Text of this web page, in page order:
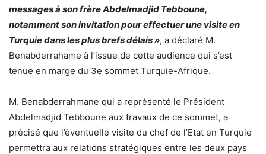
messages à son frère Abdelmadjid Tebboune,
notamment son invitation pour effectuer une visite en
Turquie dans les plus brefs délais », a déclaré M.
Benabderrahame à l’issue de cette audience qui s’est
tenue en marge du 3e sommet Turquie-Afrique.
M. Benabderrahmane qui a représenté le Président
Abdelmadjid Tebboune aux travaux de ce sommet, a
précisé que l’éventuelle visite du chef de l’Etat en Turquie
permettra aux relations stratégiques entre les deux pays